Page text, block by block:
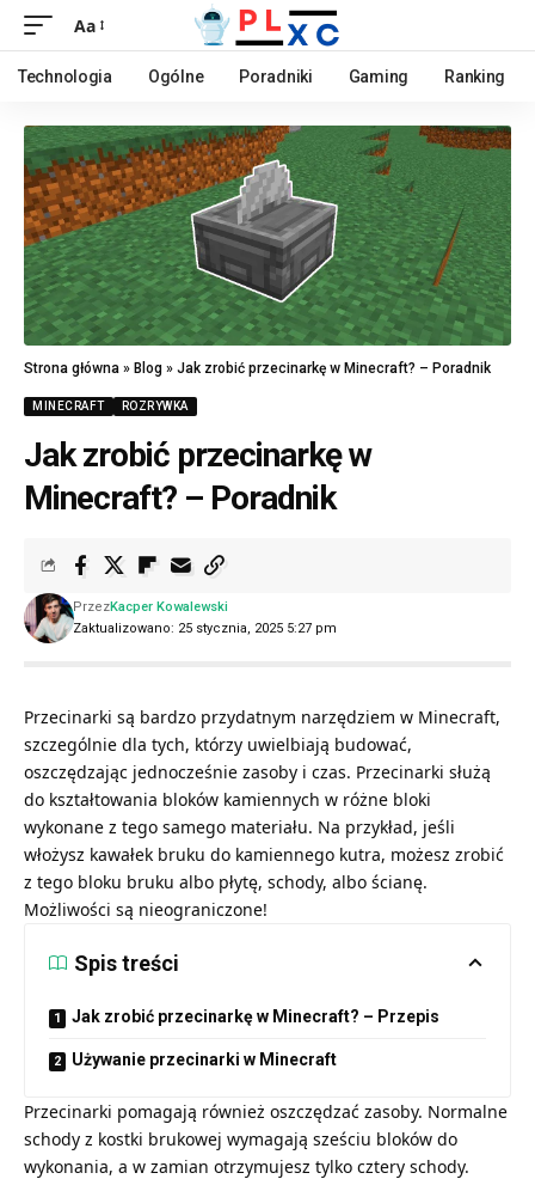
Aa
Technologia Ogólne Poradniki Gaming Ranking
Strona główna » Blog » Jak zrobić przecinarkę w Minecraft? – Poradnik
MINECRAFT ROZRYWKA
Jak zrobić przecinarkę w
Minecraft? – Poradnik
Zaktualizowano: 25 stycznia, 2025 5:27 pm
PrzezKacper Kowalewski
Przecinarki są bardzo przydatnym narzędziem w Minecraft,
szczególnie dla tych, którzy uwielbiają budować,
oszczędzając jednocześnie zasoby i czas. Przecinarki służą
do kształtowania bloków kamiennych w różne bloki
wykonane z tego samego materiału. Na przykład, jeśli
włożysz kawałek bruku do kamiennego kutra, możesz zrobić
z tego bloku bruku albo płytę, schody, albo ścianę.
Możliwości są nieograniczone!
Spis treści
Jak zrobić przecinarkę w Minecraft? – Przepis
Używanie przecinarki w Minecraft
Przecinarki pomagają również oszczędzać zasoby. Normalne
schody z kostki brukowej wymagają sześciu bloków do
wykonania, a w zamian otrzymujesz tylko cztery schody.